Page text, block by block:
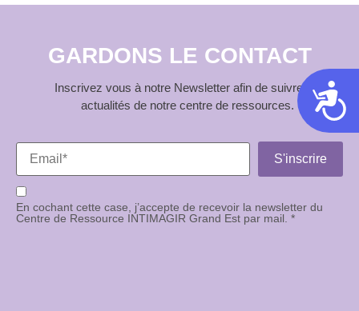
GARDONS LE CONTACT
Inscrivez vous à notre Newsletter afin de suivre les
actualités de notre centre de ressources.
En cochant cette case, j’accepte de recevoir la newsletter du
Centre de Ressource INTIMAGIR Grand Est par mail. *